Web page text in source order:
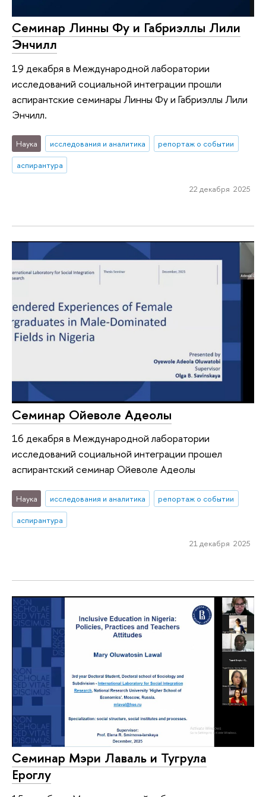
Семинар Линны Фу и Габриэллы Лили
Энчилл
19 декабря в Международной лаборатории
исследований социальной интеграции прошли
аспирантские семинары Линны Фу и Габриэллы Лили
Энчилл.
Наука исследования и аналитика
репортаж о событии
аспирантура
22 декабря 2025
Семинар Ойеволе Адеолы
16 декабря в Международной лаборатории
исследований социальной интеграции прошел
аспирантский семинар Ойеволе Адеолы
Наука исследования и аналитика
репортаж о событии
аспирантура
21 декабря 2025
Семинар Мэри Лаваль и Тугрула
Ероглу